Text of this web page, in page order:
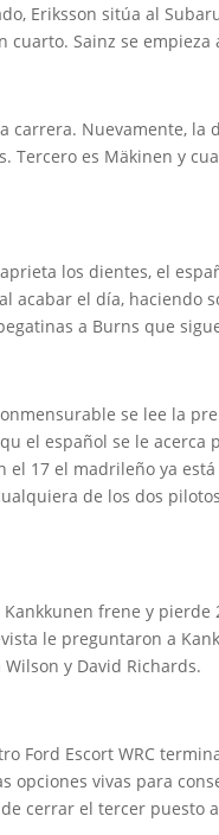
Eriksson sitúa al
Sainz se
carrera. Nuevamente,
es Mäkinen y
los dientes, el
acabar el día,
a Burns que
se lee la
el español se le
17 el madrileño ya
de los dos
frene y
le preguntaron a
y David Richards.
Ford Escort WRC
vivas para
cerrar el tercer puesto